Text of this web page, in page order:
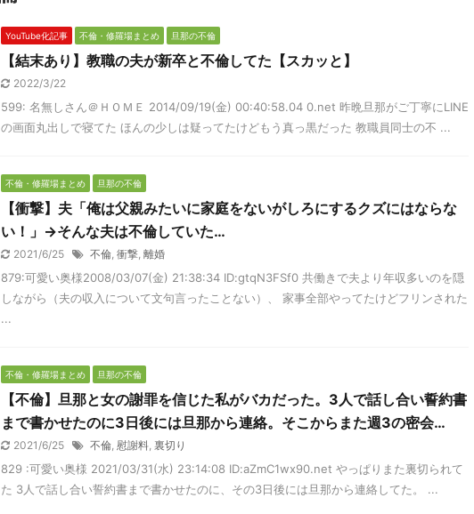
YouTube化記事 不倫・修羅場まとめ 旦那の不倫
【結末あり】教職の夫が新卒と不倫してた【スカッと】
2022/3/22
599: 名無しさん＠ＨＯＭＥ 2014/09/19(金) 00:40:58.04 0.net 昨晩旦那がご丁寧にLINE
の画面丸出しで寝てた ほんの少しは疑ってたけどもう真っ黒だった 教職員同士の不 ...
不倫・修羅場まとめ 旦那の不倫
【衝撃】夫「俺は父親みたいに家庭をないがしろにするクズにはならな
い！」→そんな夫は不倫していた…
2021/6/25 不倫, 衝撃, 離婚
879:可愛い奥様2008/03/07(金) 21:38:34 ID:gtqN3FSf0 共働きで夫より年収多いのを隠
しながら（夫の収入について文句言ったことない）、 家事全部やってたけどフリンされた
...
不倫・修羅場まとめ 旦那の不倫
【不倫】旦那と女の謝罪を信じた私がバカだった。3人で話し合い誓約書
まで書かせたのに3日後には旦那から連絡。そこからまた週3の密会…
2021/6/25 不倫, 慰謝料, 裏切り
829 :可愛い奥様 2021/03/31(水) 23:14:08 ID:aZmC1wx90.net やっぱりまた裏切られて
た 3人で話し合い誓約書まで書かせたのに、その3日後には旦那から連絡してた。 ...